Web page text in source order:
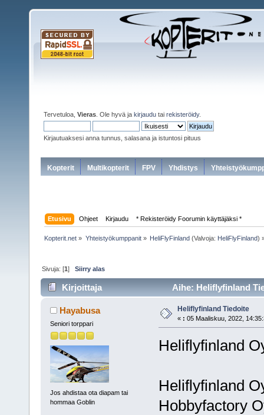
Tervetuloa, Vieras . Ole hyvä ja kirjaudu tai rekisteröidy.
Kirjautuaksesi anna tunnus, salasana ja istuntosi pituus
Kopterit Multikopterit FPV Yhdistys
Etusivu Ohjeet Kirjaudu * Rekisteröidy Foorumin käyttäjäksi *
Kopterit.net » Yhteistyökumppanit» HeliFlyFinland(Valvoja: HeliFlyFinland)
Sivuja: [1]Siirry alas
Kirjoittaja Aihe: Heliflyfinland
Hayabusa
Seniori torppari
Jos ahdistaa ota diapam tai
hommaa Goblin
Heliflyfinland Tiedoite
« : 05 Maaliskuu, 2022,
Heliflyfinland
Heliflyfinland
Hobbyfactory